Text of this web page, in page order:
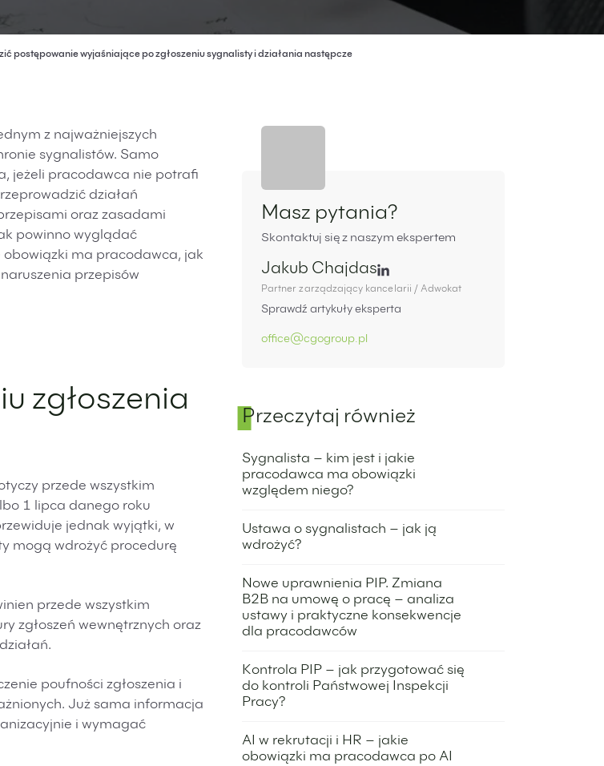
postępowanie wyjaśniające po zgłoszeniu sygnalisty i działania następcze
z najważniejszych
sygnalistów. Samo
jeżeli pracodawca nie potrafi
działań
oraz zasadami
powinno wyglądać
obowiązki ma pracodawca, jak
przepisów
zgłoszenia
przede wszystkim
1 lipca danego roku
jednak wyjątki, w
mogą wdrożyć procedurę
przede wszystkim
zgłoszeń wewnętrznych oraz
poufności zgłoszenia i
Już sama informacja
i wymagać
Masz pytania?
Skontaktuj się z naszym ekspertem
Jakub Chajdas
Partner zarządzający kancelarii / Adwokat
Sprawdź artykuły eksperta
office@cgogroup.pl
Przeczytaj również
Sygnalista – kim jest i jakie
pracodawca ma obowiązki
względem niego?
Ustawa o sygnalistach – jak ją
wdrożyć?
Nowe uprawnienia PIP. Zmiana
B2B na umowę o pracę – analiza
ustawy i praktyczne konsekwencje
dla pracodawców
Kontrola PIP – jak przygotować się
do kontroli Państwowej Inspekcji
Pracy?
AI w rekrutacji i HR – jakie
obowiązki ma pracodawca po AI